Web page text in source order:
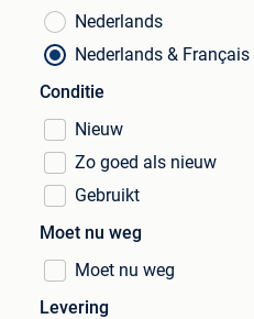
Nederlands
Nederlands & Français
Conditie
Nieuw
Zo goed als nieuw
Gebruikt
Moet nu weg
Moet nu weg
Levering